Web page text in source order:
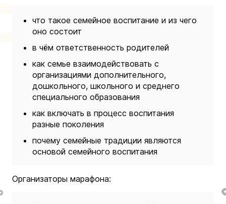
что такое семейное воспитание и из чего
оно состоит
в чём ответственность родителей
как семье взаимодействовать с
организациями дополнительного,
дошкольного, школьного и среднего
специального образования
как включать в процесс воспитания
разные поколения
почему семейные традиции являются
основой семейного воспитания
Организаторы марафона: